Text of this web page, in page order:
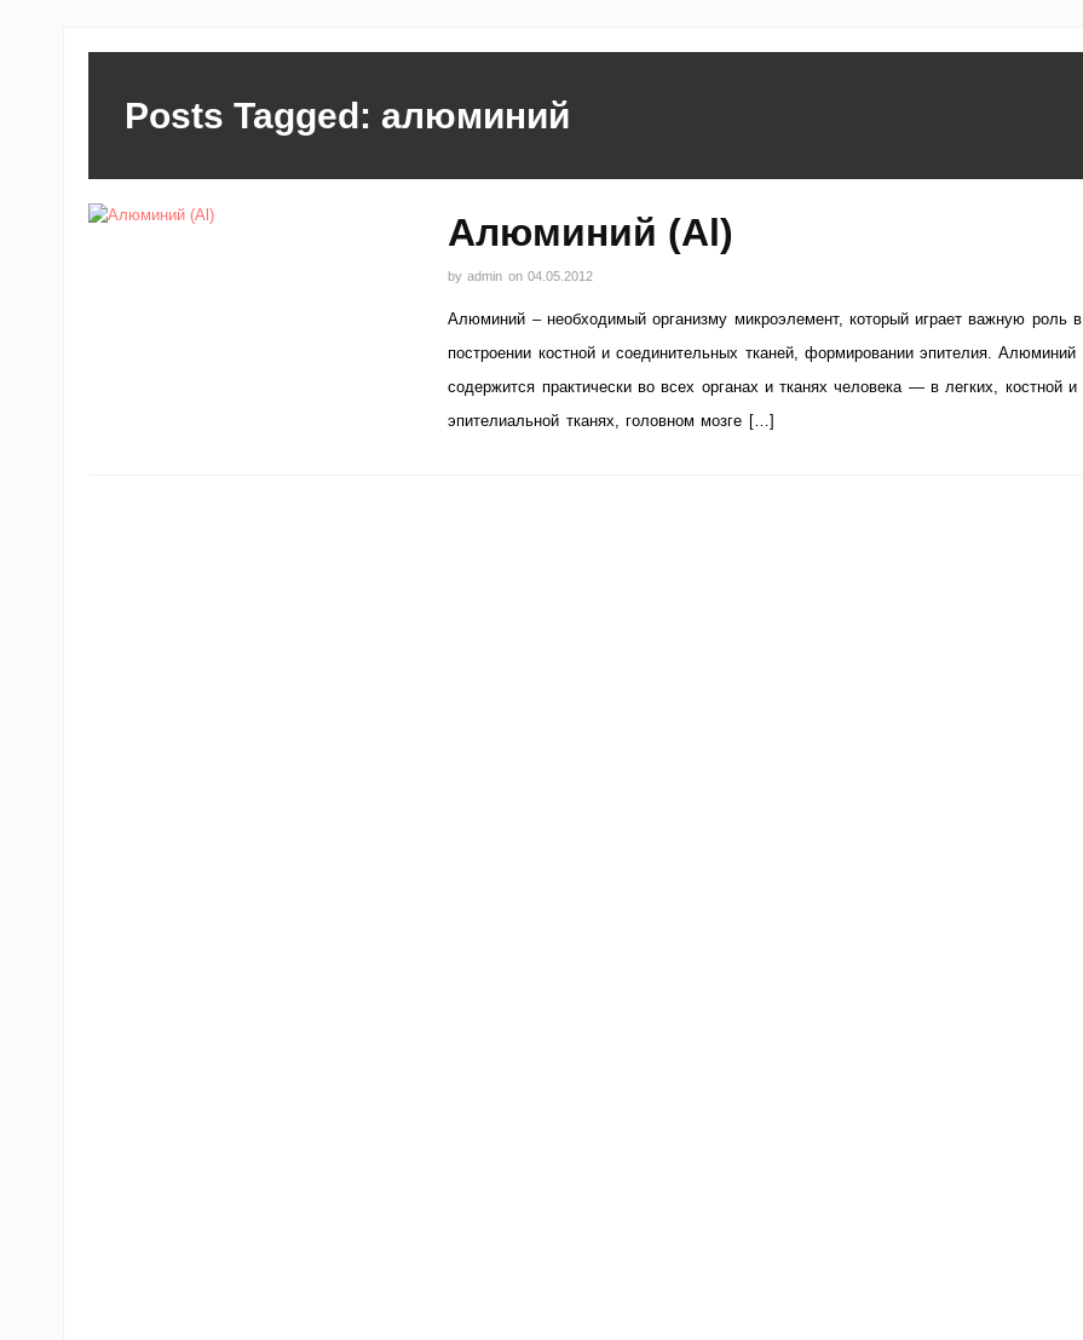
Posts Tagged: алюминий
Алюминий (Al)
byadmin on 04.05.2012
Алюминий – необходимый организму микроэлемент, который играет важную роль в
построении костной и соединительных тканей, формировании эпителия. Алюминий
содержится практически во всех органах и тканях человека — в легких, костной и
эпителиальной тканях, головном мозге […]